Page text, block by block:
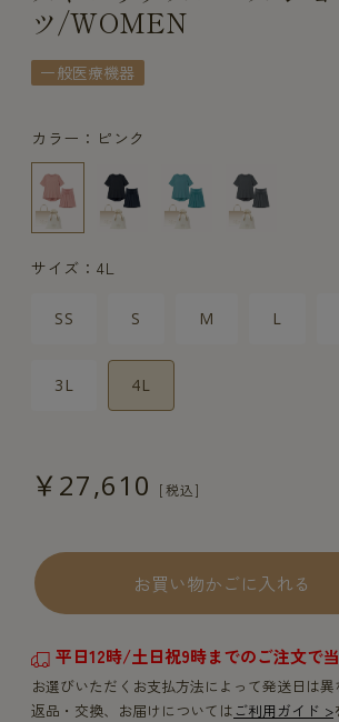
ツ/WOMEN
一般医療機器
カラー：ピンク
サイズ：4L
SS S M L
3L 4L
￥27,610
お買い物かごに入れる
平日12時/土日祝9時までのご注文で
お選びいただくお支払方法によって発送日は異
返品・交換、お届けについてはご利用ガイド >